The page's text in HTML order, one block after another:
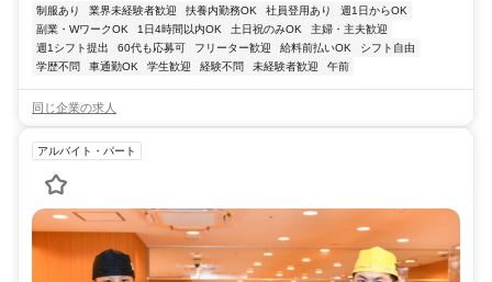
制服あり 業界未経験者歓迎 扶養内勤務OK 社員登用あり
週1日からOK
副業・WワークOK
1日4時間以内OK 土日祝のみOK
主婦・主夫歓迎
週1シフト提出
60代も応募可 フリーター歓迎 給料前払いOK
シフト自由
学歴不問
車通勤OK 学生歓迎 経験不問 未経験者歓迎 午前
同じ企業の求人
アルバイト・パート